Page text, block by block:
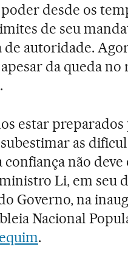
desde os
de seu
de autoridade.
da queda
estar
as
confiança não
Li, em seu
Governo, na
Nacional
.